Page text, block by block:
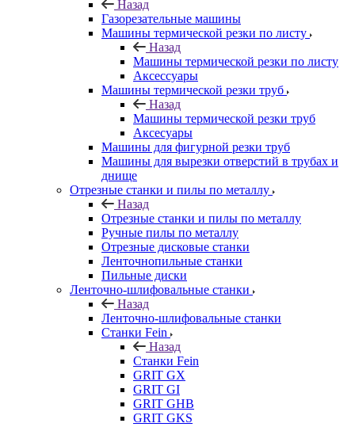
Назад
Газорезательные машины
Машины термической резки по листу
Назад
Машины термической резки по листу
Аксессуары
Машины термической резки труб
Назад
Машины термической резки труб
Аксесуары
Машины для фигурной резки труб
Машины для вырезки отверстий в трубах и
днище
Отрезные станки и пилы по металлу
Назад
Отрезные станки и пилы по металлу
Ручные пилы по металлу
Отрезные дисковые станки
Ленточнопильные станки
Пильные диски
Ленточно-шлифовальные станки
Назад
Ленточно-шлифовальные станки
Станки Fein
Назад
Станки Fein
GRIT GX
GRIT GI
GRIT GHB
GRIT GKS